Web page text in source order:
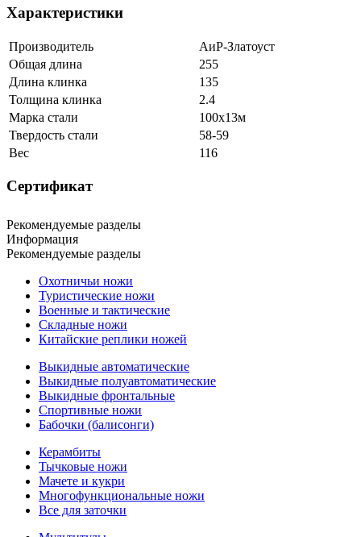
Характеристики
Производитель
АиР-Златоуст
Общая длина
255
Длина клинка
135
Толщина клинка
2.4
Марка стали
100х13м
Твердость стали
58-59
Вес
116
Сертификат
Рекомендуемые разделы
Информация
Рекомендуемые разделы
Охотничьи ножи
Туристические ножи
Военные и тактические
Складные ножи
Китайские реплики ножей
Выкидные автоматические
Выкидные полуавтоматические
Выкидные фронтальные
Спортивные ножи
Бабочки (балисонги)
Керамбиты
Тычковые ножи
Мачете и кукри
Многофункциональные ножи
Все для заточки